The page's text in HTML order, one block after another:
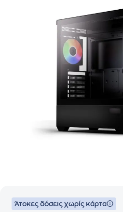
Άτοκες δόσεις χωρίς κάρτα